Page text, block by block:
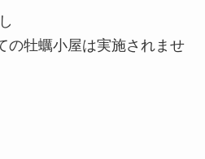
の牡蠣小屋は実施されませ